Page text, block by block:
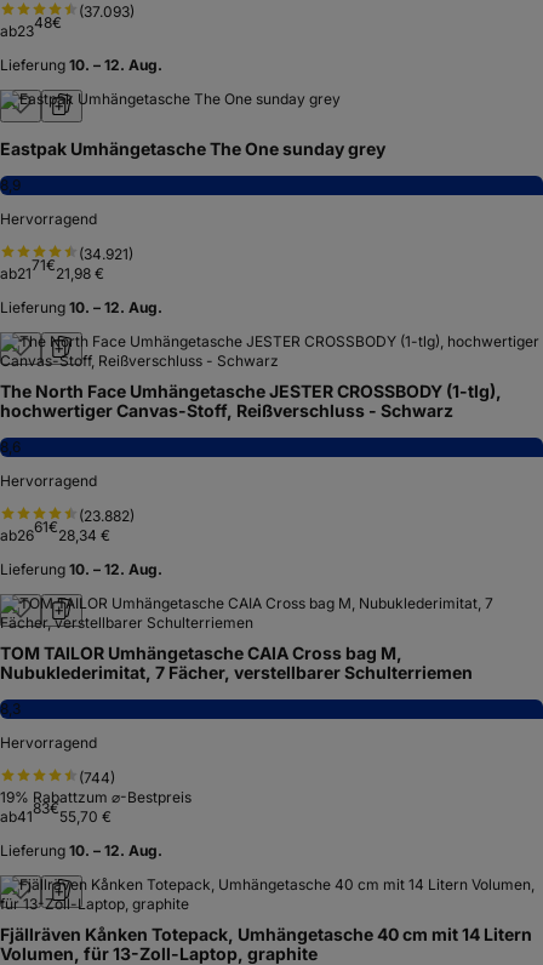
(37.093)
ab2348€
Lieferung 10. – 12. Aug.
Eastpak Umhängetasche The One sunday grey
8,9
Hervorragend
(34.921)
ab2171€21,98 €
Lieferung 10. – 12. Aug.
The North Face Umhängetasche JESTER CROSSBODY (1-tlg),
hochwertiger Canvas-Stoff, Reißverschluss - Schwarz
8,6
Hervorragend
(23.882)
ab2661€28,34 €
Lieferung 10. – 12. Aug.
TOM TAILOR Umhängetasche CAIA Cross bag M,
Nubuklederimitat, 7 Fächer, verstellbarer Schulterriemen
8,3
Hervorragend
(744)
19% Rabattzum ⌀-Bestpreis
ab4183€55,70 €
Lieferung 10. – 12. Aug.
Fjällräven Kånken Totepack, Umhängetasche 40 cm mit 14 Litern
Volumen, für 13-Zoll-Laptop, graphite